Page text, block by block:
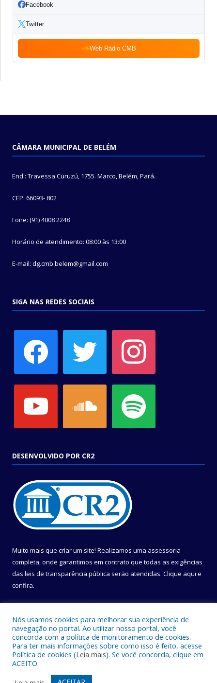
Facebook
Twitter
Web Rádio CMB
CÂMARA MUNICIPAL DE BELÉM
End.: Travessa Curuzú, 1755. Marco, Belém, Pará.
CEP: 66093- 802
Fone: (91) 4008 2248
Horário de atendimento: 08:00 às 13:00
E-mail: dg.cmb.belem@gmail.com
SIGA NAS REDES SOCIAIS
DESENVOLVIDO POR CR2
Muito mais que criar um site! Realizamos uma assessoria
completa, onde garantimos em contrato que todas as exigências
das leis de transparência pública serão atendidas. Clique aqui e
confira.
Todos os direitos reservados a Câmara Municipal de Belém.
Mapa do Site Acessar Área Administrativa
Nós usamos cookies para melhorar sua experiência de
navegação no portal. Ao utilizar nosso portal, você
concorda com a política de monitoramento de cookies.
Para ter mais informações sobre como isso é feito, acesse
Política de cookies (Leia mais). Se você concorda, clique em
ACEITO.